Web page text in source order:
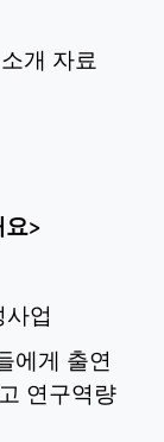
개 자료
>
업
에게 출연
연구역량